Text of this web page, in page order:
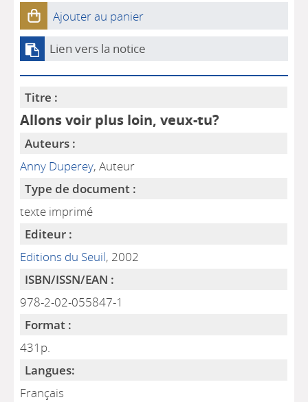
Ajouter au panier
Lien vers la notice
Titre :
Allons voir plus loin, veux-tu?
Auteurs :
Anny Duperey, Auteur
Type de document :
texte imprimé
Editeur :
Editions du Seuil, 2002
ISBN/ISSN/EAN :
978-2-02-055847-1
Format :
431p.
Langues:
Français